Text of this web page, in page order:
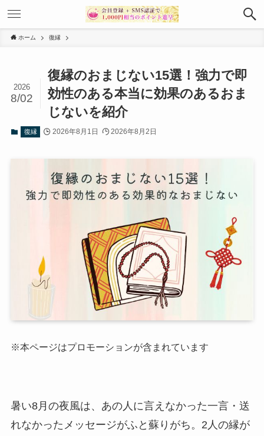
ホーム 復縁
復縁のおまじない15選！強力で即
効性のある本当に効果のあるおま
じないを紹介
2026
8/02
復縁 2026年8月1日 2026年8月2日
※本ページはプロモーションが含まれています
暑い8月の夜風は、あの人に言えなかった一言・送
れなかったメッセージがふと蘇りがち。2人の縁が